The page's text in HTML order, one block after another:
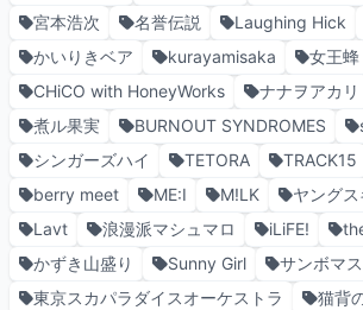
宮本浩次
名誉伝説 Laughing Hick
かいりきベア
kurayamisaka
女王蜂
CHiCO with HoneyWorks
ナナヲアカリ
煮ル果実
BURNOUT SYNDROMES
シンガーズハイ
TETORA TRACK15
berry meet
ME:I M!LK ヤング
Lavt
浪漫派マシュマロ iLiFE!
かずき山盛り
Sunny Girl サンボマ
東京スカパラダイスオーケストラ
猫背